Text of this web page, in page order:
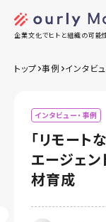
企業文化でヒトと組織の可能
トップ 事例 インタビ
インタビュー・事例
「リモート
エージェ
材育成